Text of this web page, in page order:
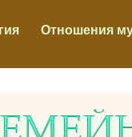
Отношения